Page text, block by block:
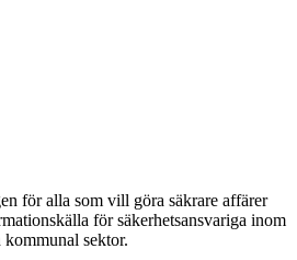
för alla som vill göra säkrare affärer
för säkerhets­ansvariga inom
sektor.